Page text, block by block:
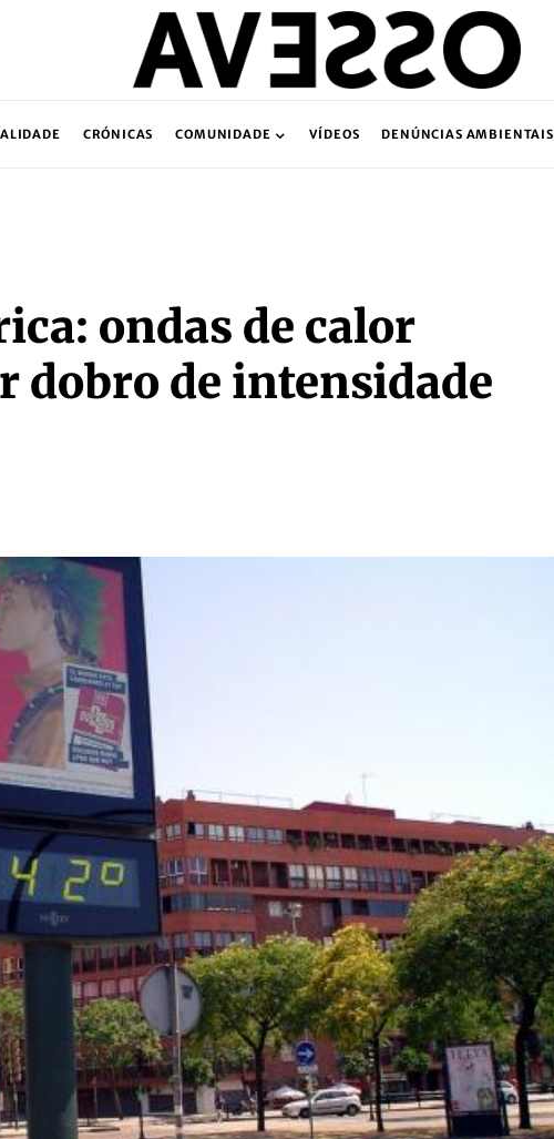
CRÓNICAS COMUNIDADE VÍDEOS DENÚNCIAS AMBIENTAIS
ondas de calor
dobro de intensidade